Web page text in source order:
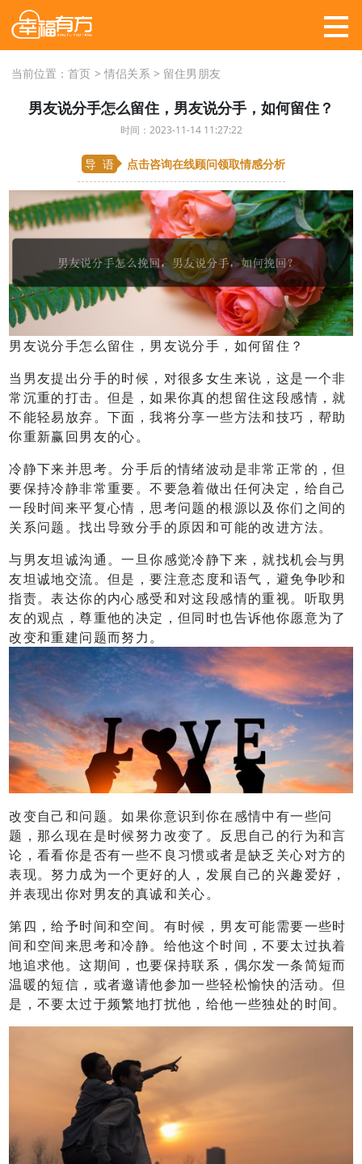
当前位置： 首页 > 情侣关系 > 留住男朋友
男友说分手怎么留住，男友说分手，如何留住？
时间：2023-11-14 11:27:22
导 语 点击咨询在线顾问领取情感分析
男友说分手怎么留住，男友说分手，如何留住？
当男友提出分手的时候，对很多女生来说，这是一个非
常沉重的打击。但是，如果你真的想留住这段感情，就
不能轻易放弃。下面，我将分享一些方法和技巧，帮助
你重新赢回男友的心。
冷静下来并思考。分手后的情绪波动是非常正常的，但
要保持冷静非常重要。不要急着做出任何决定，给自己
一段时间来平复心情，思考问题的根源以及你们之间的
关系问题。找出导致分手的原因和可能的改进方法。
与男友坦诚沟通。一旦你感觉冷静下来，就找机会与男
友坦诚地交流。但是，要注意态度和语气，避免争吵和
指责。表达你的内心感受和对这段感情的重视。听取男
友的观点，尊重他的决定，但同时也告诉他你愿意为了
改变和重建问题而努力。
改变自己和问题。如果你意识到你在感情中有一些问
题，那么现在是时候努力改变了。反思自己的行为和言
论，看看你是否有一些不良习惯或者是缺乏关心对方的
表现。努力成为一个更好的人，发展自己的兴趣爱好，
并表现出你对男友的真诚和关心。
第四，给予时间和空间。有时候，男友可能需要一些时
间和空间来思考和冷静。给他这个时间，不要太过执着
地追求他。这期间，也要保持联系，偶尔发一条简短而
温暖的短信，或者邀请他参加一些轻松愉快的活动。但
是，不要太过于频繁地打扰他，给他一些独处的时间。